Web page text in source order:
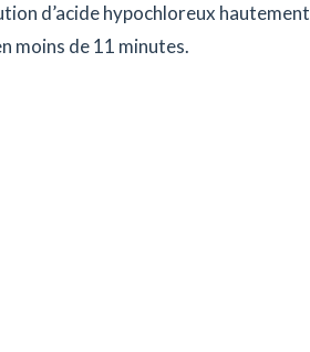
d’acide hypochloreux hautement
moins de 11 minutes.